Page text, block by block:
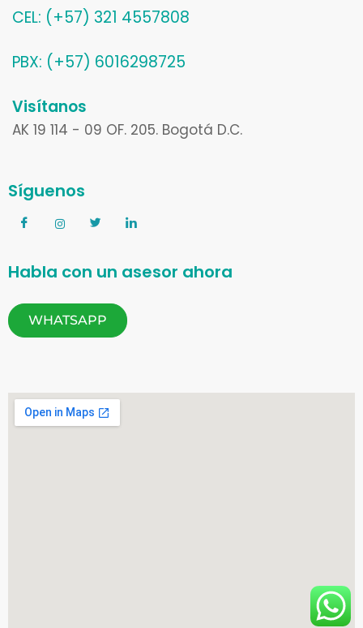
CEL: (+57) 321 4557808
PBX: (+57) 6016298725
Visítanos
AK 19 114 - 09 OF. 205. Bogotá D.C.
Síguenos
Habla con un asesor ahora
WHATSAPP